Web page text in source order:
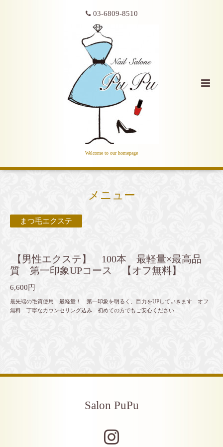
03-6809-8510
Welcome to our homepage
メニュー
まつ毛エクステ
【男性エクステ】 100本 最軽量×最高品
質 第一印象UPコース 【オフ無料】
6,600円
最先端の毛質使用 最軽量！ 第一印象を明るく、目力をUPしていきます オフ
無料 丁寧なカウンセリング込み 初めての方でもご安心ください
Salon PuPu